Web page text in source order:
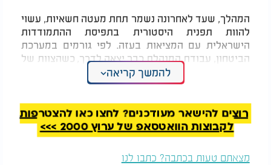
המהלך, שעד לאחרונה נשמר תחת מעטה חשאיות, עשוי
להוות תפנית היסטורית בתפיסת ההתמודדות
הישראלית עם המציאות בעזה. לפי גורמים במערכת
הביטחון, עבודת המנהלת כבר יצאה לדרך, כשהצוות של
ראש הממשלה נתניהו עוסק באיתור מדינות קליטה
ובמסלולי פעולה ישימים מול הממשל האמריקני ובזירה
להמשך קריאה
רוצים להישאר מעודכנים? לחצו כאן להצטרפות
לקבוצות הוואטסאפ של ערוץ 2000 >>>
מצאתם טעות בכתבה? כתבו לנו